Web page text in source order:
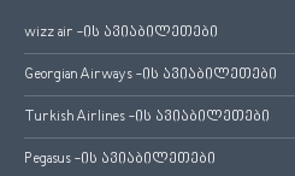
wizz air -ის ავიაბილეთები
Georgian Airways -ის ავიაბილეთები
Turkish Airlines -ის ავიაბილეთები
Pegasus -ის ავიაბილეთები